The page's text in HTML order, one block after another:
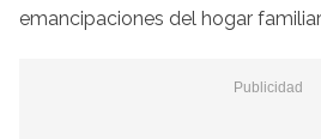
emancipaciones del hogar